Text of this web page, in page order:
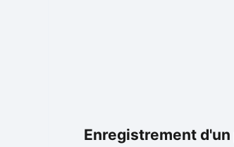
Enregistrement